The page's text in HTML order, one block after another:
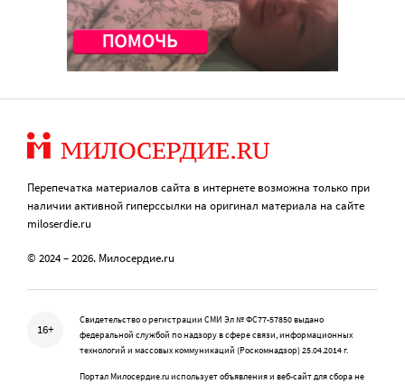
Перепечатка материалов сайта в интернете возможна только при
наличии активной гиперссылки на оригинал материала на сайте
miloserdie.ru
© 2024 – 2026. Милосердие.ru
16+
Свидетельство о регистрации СМИ Эл № ФС77-57850 выдано
федеральной службой по надзору в сфере связи, информационных
технологий и массовых коммуникаций (Роскомнадзор) 25.04.2014 г.
Портал Милосердие.ru использует объявления и веб-сайт для сбора не